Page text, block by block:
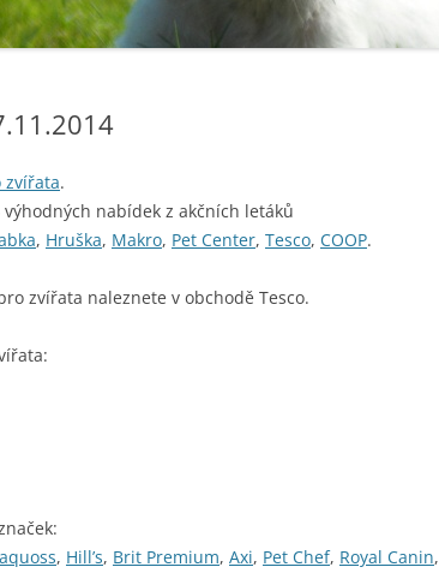
zvířata.
nabídek z akčních letáků
, Hruška, Makro, Pet Center, Tesco, COOP.
zvířata naleznete v obchodě Tesco.
, Hill’s, Brit Premium, Axi, Pet Chef, Royal Canin,